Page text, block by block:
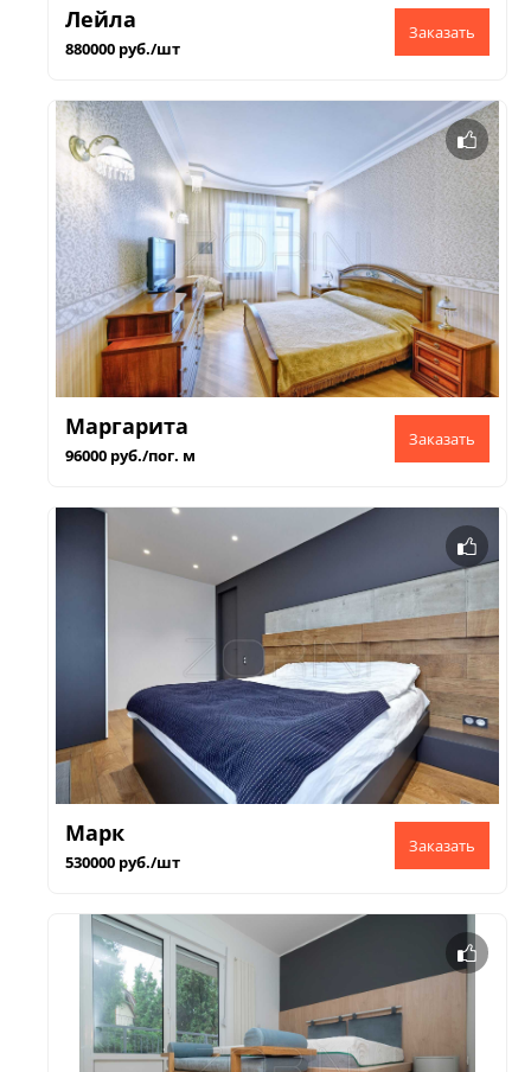
Лейла
880000 руб./шт
Маргарита
96000 руб./пог. м
Марк
530000 руб./шт